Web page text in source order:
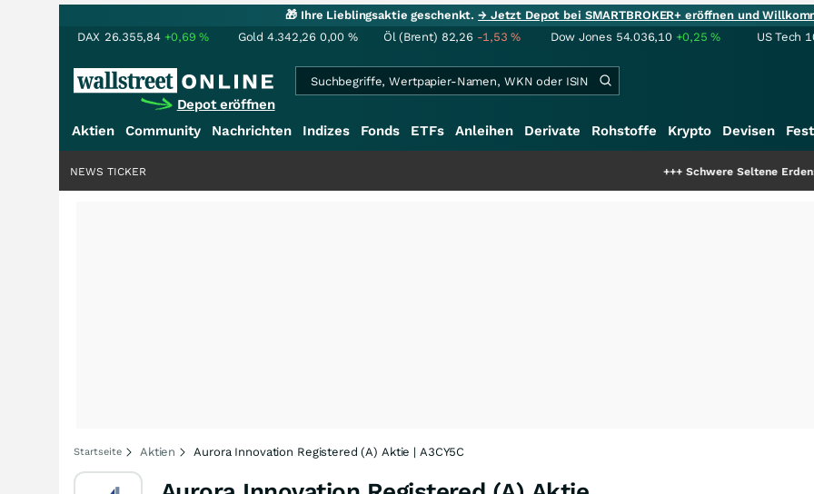
🎁 Ihre Lieblingsaktie geschenkt.→ Jetzt Depot bei SMARTBROKER+ eröffnen und
DAX 26.355,84 +0,69% Gold 4.342,26 0,00 % Öl (Brent) 82,26 -1,53% Dow Jones 54.036,10 +0,25% US Tech
Depot eröffnen
Aktien Community Nachrichten Indizes Fonds ETFs Anleihen Derivate Rohstoffe Krypto Devisen
Schwere Seltene Erden: Entsteht
NEWS TICKER
Startseite Aktien Aurora Innovation Registered (A) Aktie | A3CY5C